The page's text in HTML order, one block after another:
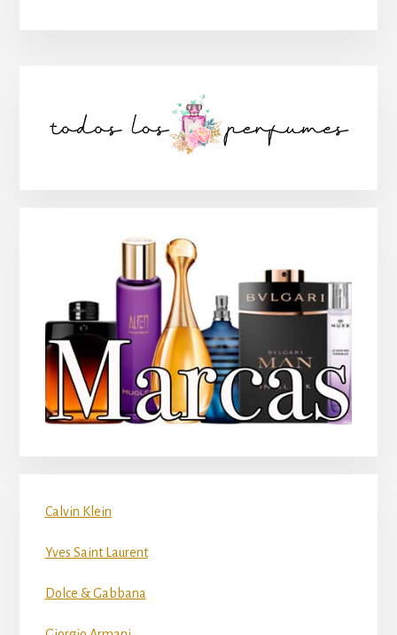
lateral
Calvin Klein
Yves Saint Laurent
Dolce & Gabbana